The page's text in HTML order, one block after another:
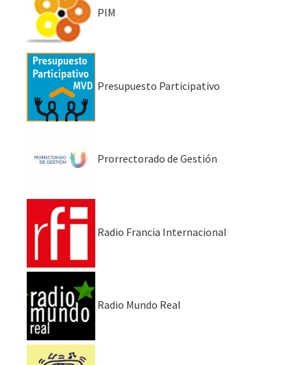
PIM
Presupuesto Participativo
Prorrectorado de Gestión
Radio Francia Internacional
Radio Mundo Real